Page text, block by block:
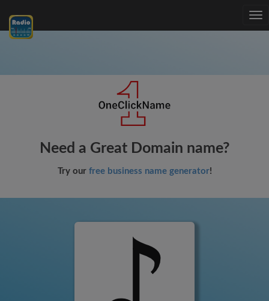
Need a Great Domain name?
Try our free business name generator!